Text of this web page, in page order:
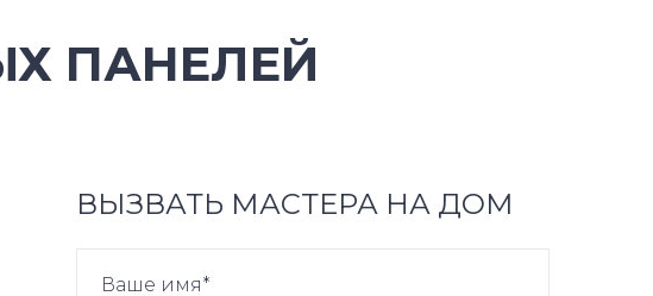
ПАНЕЛЕЙ
ВЫЗВАТЬ МАСТЕРА НА ДОМ